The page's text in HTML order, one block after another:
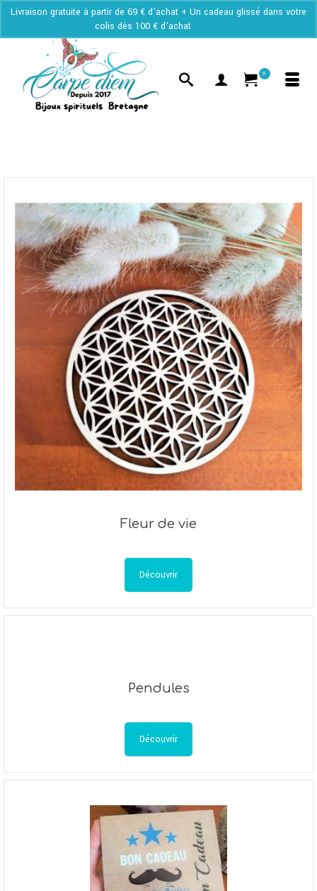
Livraison gratuite à partir de 69 € d'achat + Un cadeau glissé dans votre
colis dès 100 € d'achat
0
Fleur de vie
Découvrir
Pendules
Découvrir